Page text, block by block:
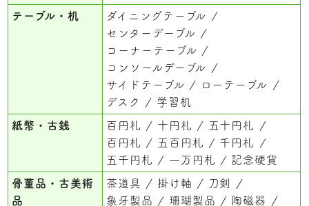
テーブル・机
ダイニングテーブル
センターデーブル
コーナーテーブル
コンソールデーブル
サイドテーブル
ローテーブル
デスク
学習机
紙幣・古銭 百円札 十円札
五十円札
百円札
五百円札
千円札
五千円札
一万円札 記念硬貨
骨董品・古美術
品
茶道具 掛け軸
刀剣
象牙製品
珊瑚製品
陶磁器